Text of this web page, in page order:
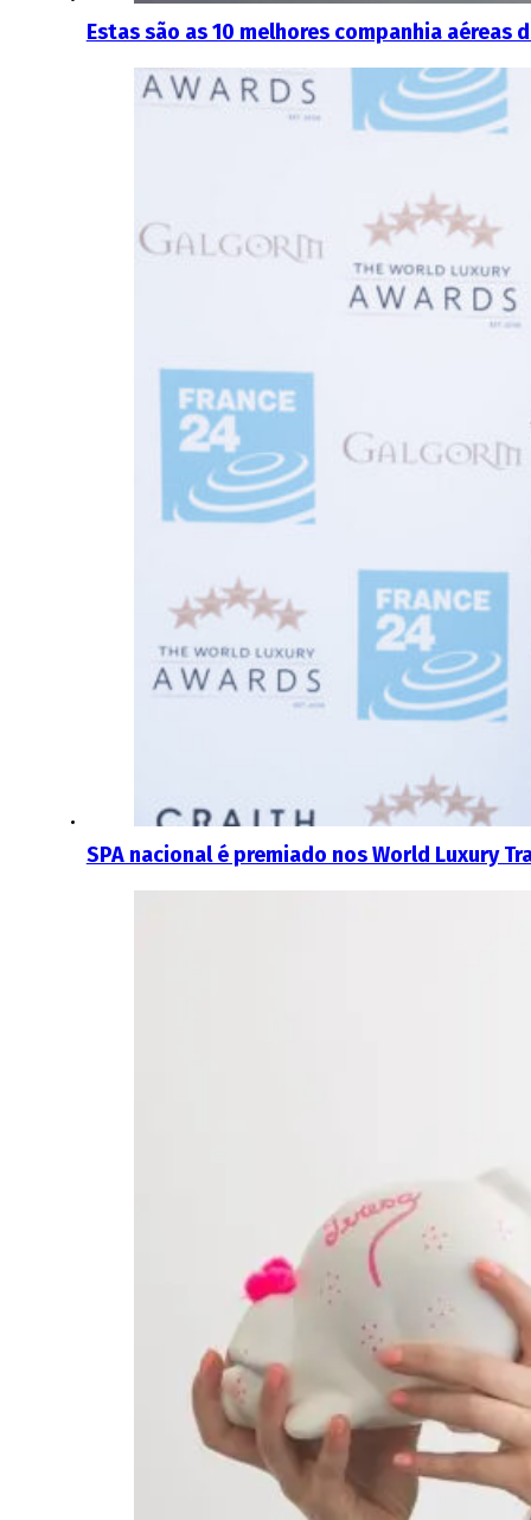
Estas são as 10 melhores companhia
SPA nacional é premiado nos World Luxury